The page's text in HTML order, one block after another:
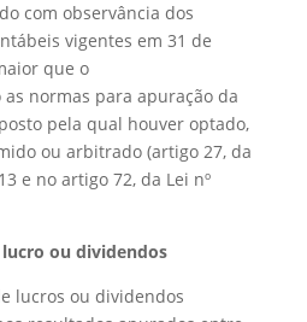
com observância dos
vigentes em 31 de
que o
normas para apuração da
pela qual houver optado,
ou arbitrado (artigo 27, da
e no artigo 72, da Lei nº
lucro ou dividendos
lucros ou dividendos